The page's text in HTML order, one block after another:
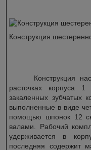
Конструкция
Конструкция
расточках корпуса
закаленных зубчатых
выполненные в виде
помощью шпонок 12
валами. Рабочий
удерживается в
последняя содержит